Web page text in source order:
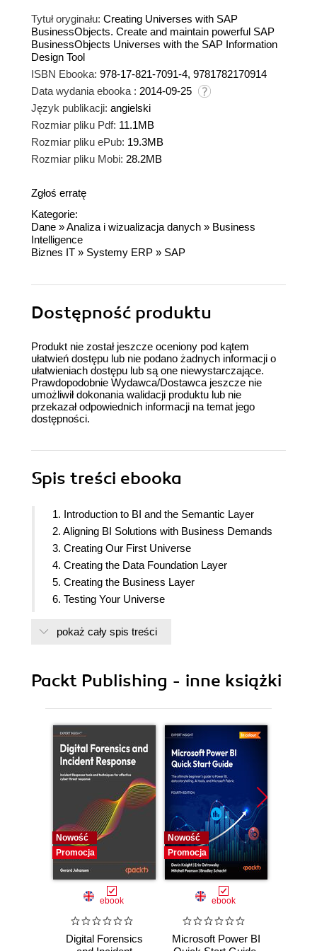
Tytuł oryginału: Creating Universes with SAP
BusinessObjects. Create and maintain powerful SAP
BusinessObjects Universes with the SAP Information
Design Tool
ISBN Ebooka: 978-17-821-7091-4, 9781782170914
Data wydania ebooka : 2014-09-25
Język publikacji: angielski
Rozmiar pliku Pdf: 11.1MB
Rozmiar pliku ePub: 19.3MB
Rozmiar pliku Mobi: 28.2MB
Zgłoś erratę
Kategorie:
Dane »Analiza i wizualizacja danych » Business
Intelligence
Biznes IT » Systemy ERP » SAP
Dostępność produktu
Produkt nie został jeszcze oceniony pod kątem
ułatwień dostępu lub nie podano żadnych informacji o
ułatwieniach dostępu lub są one niewystarczające.
Prawdopodobnie Wydawca/Dostawca jeszcze nie
umożliwił dokonania walidacji produktu lub nie
przekazał odpowiednich informacji na temat jego
dostępności.
Spis treści ebooka
1. Introduction to BI and the Semantic Layer
2. Aligning BI Solutions with Business Demands
3. Creating Our First Universe
4. Creating the Data Foundation Layer
5. Creating the Business Layer
6. Testing Your Universe
8. The Business Layer – Advanced Topics
pokaż cały spis treści
Packt Publishing - inne książki
Nowość
Promocja
ebook
Digital Forensics
Nowość
Promocja
ebook
Microsoft Power BI